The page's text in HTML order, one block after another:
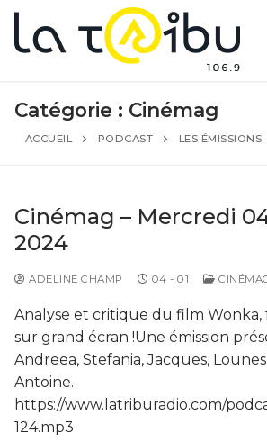
Catégorie : Cinémag
ACCUEIL PODCAST LES ÉMISSIONS
Cinémag – Mercredi
2024
ADELINE CHAMP 04 - 01
Analyse et critique du film
sur grand écran !Une émission
Andreea, Stefania, Jacques,
Antoine.
https://www.latriburadio.com/
124.mp3